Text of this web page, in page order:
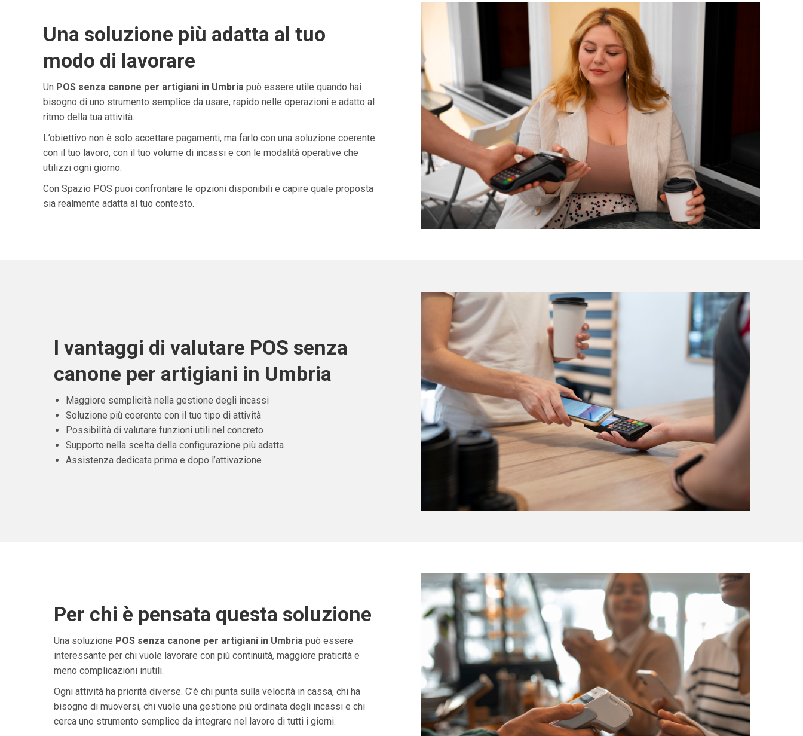
Una soluzione più adatta al tuo
modo di lavorare
Un POS senza canone per artigiani in Umbria può essere utile quando hai
bisogno di uno strumento semplice da usare, rapido nelle operazioni e adatto al
ritmo della tua attività.
L’obiettivo non è solo accettare pagamenti, ma farlo con una soluzione coerente
con il tuo lavoro, con il tuo volume di incassi e con le modalità operative che
utilizzi ogni giorno.
Con Spazio POS puoi confrontare le opzioni disponibili e capire quale proposta
sia realmente adatta al tuo contesto.
I vantaggi di valutare POS senza
canone per artigiani in Umbria
Maggiore semplicità nella gestione degli incassi
Soluzione più coerente con il tuo tipo di attività
Possibilità di valutare funzioni utili nel concreto
Supporto nella scelta della configurazione più adatta
Assistenza dedicata prima e dopo l’attivazione
Per chi è pensata questa soluzione
Una soluzione POS senza canone per artigiani in Umbriapuò essere
interessante per chi vuole lavorare con più continuità, maggiore praticità e
meno complicazioni inutili.
Ogni attività ha priorità diverse. C’è chi punta sulla velocità in cassa, chi ha
bisogno di muoversi, chi vuole una gestione più ordinata degli incassi e chi
cerca uno strumento semplice da integrare nel lavoro di tutti i giorni.